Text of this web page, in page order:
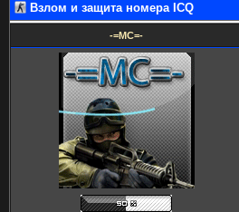
Взлом и защита номера ICQ
-=MC=-